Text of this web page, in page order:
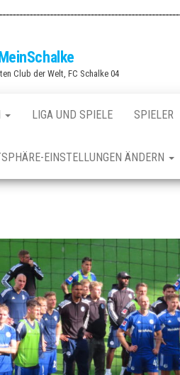
Club der Welt, FC Schalke 04
LIGA UND SPIELE SPIELER
EINSTELLUNGEN ÄNDERN